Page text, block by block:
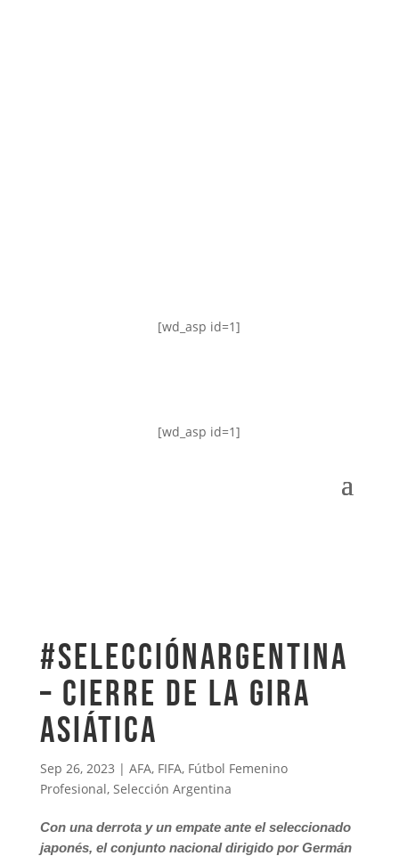
[wd_asp id=1]
[wd_asp id=1]
#SelecciónArgentina
– Cierre de la gira
asiática
Sep 26, 2023 | AFA, FIFA, Fútbol Femenino
Profesional, Selección Argentina
Con una derrota y un empate ante el seleccionado
japonés, el conjunto nacional dirigido por Germán